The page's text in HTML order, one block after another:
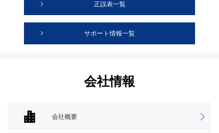
正誤表一覧
サポート情報一覧
会社情報
会社概要